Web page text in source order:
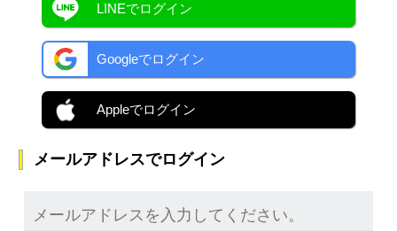
LINEでログイン
Googleでログイン
Appleでログイン
メールアドレスでログイン